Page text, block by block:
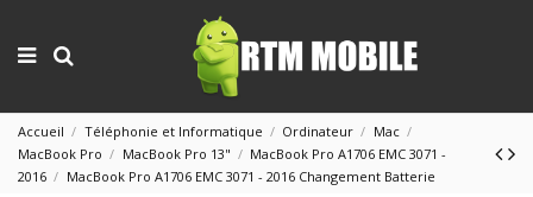
Accueil Téléphonie et Informatique Ordinateur
Mac
MacBook Pro
MacBook Pro 13"
MacBook Pro A1706 EMC 3071 -
2016
MacBook Pro A1706 EMC 3071 - 2016 Changement Batterie